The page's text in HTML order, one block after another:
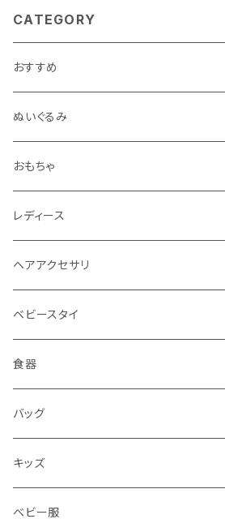
CATEGORY
おすすめ
ぬいぐるみ
おもちゃ
レディース
ヘアアクセサリ
ベビースタイ
食器
水筒
水筒
バッグ
キッズ
ベビー服